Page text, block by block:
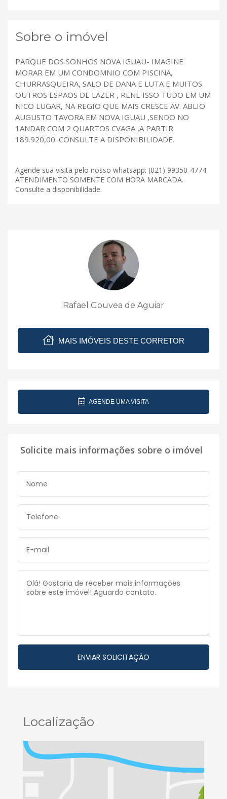
Sobre o imóvel
PARQUE DOS SONHOS NOVA IGUAU- IMAGINE
MORAR EM UM CONDOMNIO COM PISCINA,
CHURRASQUEIRA, SALO DE DANA E LUTA E MUITOS
OUTROS ESPAOS DE LAZER , RENE ISSO TUDO EM UM
NICO LUGAR, NA REGIO QUE MAIS CRESCE AV. ABLIO
AUGUSTO TAVORA EM NOVA IGUAU ,SENDO NO
1ANDAR COM 2 QUARTOS CVAGA ,A PARTIR
189.920,00. CONSULTE A DISPONIBILIDADE.
Agende sua visita pelo nosso whatsapp: (021) 99350-4774
ATENDIMENTO SOMENTE COM HORA MARCADA.
Consulte a disponibilidade.
Rafael Gouvea de Aguiar
MAIS IMÓVEIS DESTE CORRETOR
AGENDE UMA VISITA
Solicite mais informações sobre o imóvel
Localização